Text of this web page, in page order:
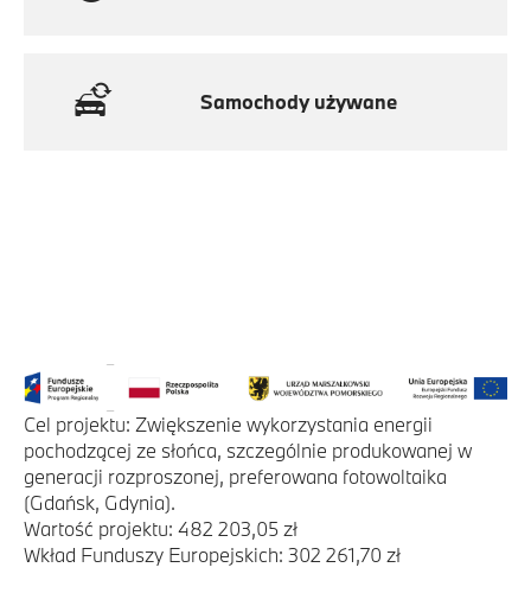
Samochody używane
Cel projektu: Zwiększenie wykorzystania energii
pochodzącej ze słońca, szczególnie produkowanej w
generacji rozproszonej, preferowana fotowoltaika
(Gdańsk, Gdynia).
Wartość projektu: 482 203,05 zł
Wkład Funduszy Europejskich: 302 261,70 zł